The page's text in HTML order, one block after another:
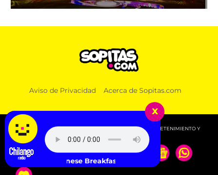
Aviso de Privacidad Acerca de Sopitas.com
© 2026 SOPITAS.COM - MÚSICA, NOTICIAS, DEPORTES, ENTRETENIMIENTO Y
MÁS!.
x
Japanese Breakfast - Paprika